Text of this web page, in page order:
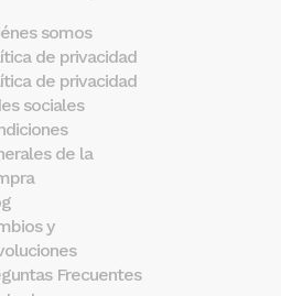
somos
de privacidad
de privacidad
sociales
de la
y
Frecuentes